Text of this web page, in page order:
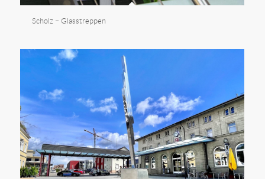
Scholz – Glasstreppen